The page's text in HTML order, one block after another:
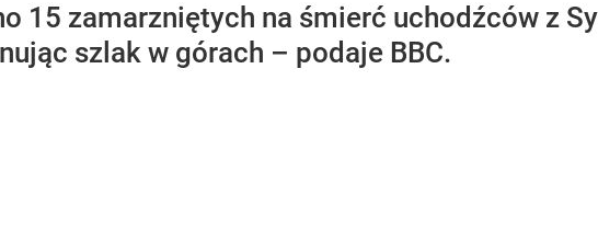
15 zamarzniętych na śmierć uchodźców z
szlak w górach – podaje BBC.